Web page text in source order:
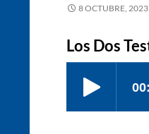
8 OCTUBRE, 2023
Los Dos